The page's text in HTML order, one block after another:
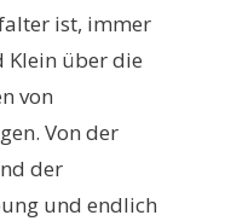
ist, immer
Klein über die
von
Von der
der
und endlich